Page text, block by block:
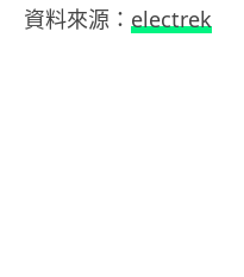
資料來源： electrek